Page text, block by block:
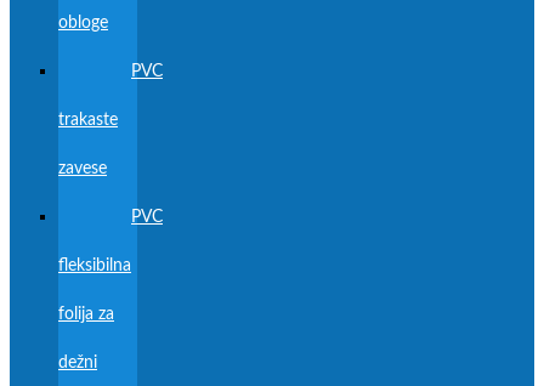
obloge
PVC
trakaste
zavese
PVC
fleksibilna
folija za
dežni